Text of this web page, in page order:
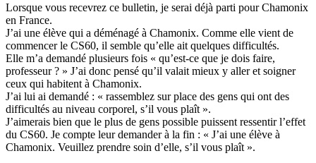
Lorsque vous recevrez ce bulletin, je serai déjà parti pour Chamonix
en France.
J’ai une élève qui a déménagé à Chamonix. Comme elle vient de
commencer le CS60, il semble qu’elle ait quelques difficultés.
Elle m’a demandé plusieurs fois « qu’est-ce que je dois faire,
professeur ? » J’ai donc pensé qu’il valait mieux y aller et soigner
ceux qui habitent à Chamonix.
J’ai lui ai demandé : « rassemblez sur place des gens qui ont des
difficultés au niveau corporel, s’il vous plaît ».
J’aimerais bien que le plus de gens possible puissent ressentir l’effet
du CS60. Je compte leur demander à la fin : « J’ai une élève à
Chamonix. Veuillez prendre soin d’elle, s’il vous plaît ».